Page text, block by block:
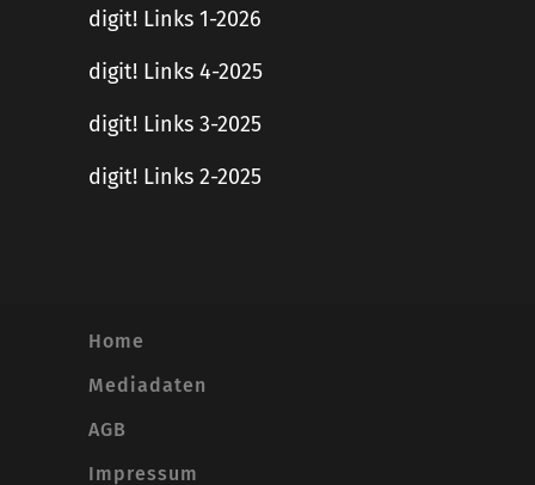
digit! Links 1-2026
digit! Links 4-2025
digit! Links 3-2025
digit! Links 2-2025
Home
Mediadaten
AGB
Impressum